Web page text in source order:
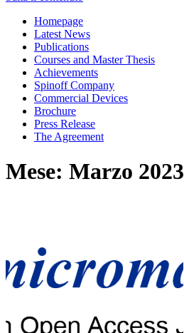
Homepage
Latest News
Publications
Courses and Master Thesis
Achievements
Spinoff Company
Commercial Devices
Brochure
Press Release
The Agreement
Mese: Marzo 2023